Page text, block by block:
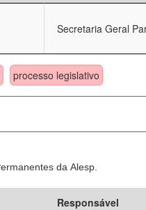
Secretaria Geral
processo legislativo
da Alesp.
Responsável